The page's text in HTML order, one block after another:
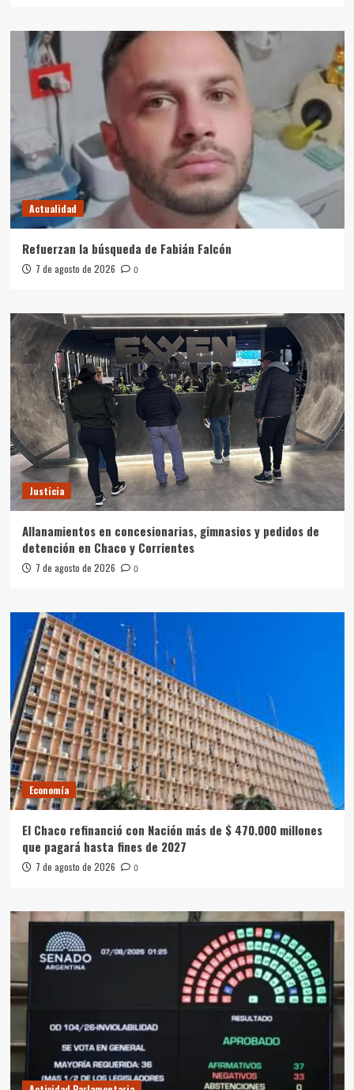
Actualidad
Refuerzan la búsqueda de Fabián Falcón
7 de agosto de 2026 0
Justicia
Allanamientos en concesionarias, gimnasios y pedidos de
detención en Chaco y Corrientes
7 de agosto de 2026 0
Economía
El Chaco refinanció con Nación más de $ 470.000 millones
que pagará hasta fines de 2027
7 de agosto de 2026 0